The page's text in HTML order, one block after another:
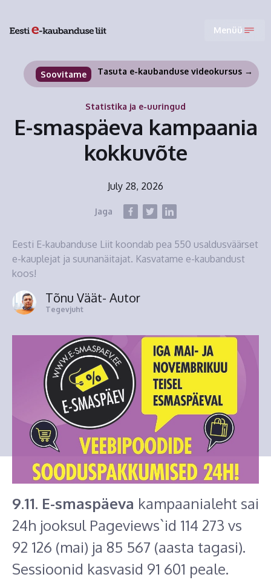
Menüü
Soovitame Tasuta e-kaubanduse videokursus →
Statistika ja e-uuringud
E-smaspäeva kampaania
kokkuvõte
July 28, 2026
Jaga
Eesti E-kaubanduse Liit koondab pea 550 usaldusväärset
e-kauplejat ja suunanäitajat. Kasvatame e-kaubandust
koos!
Tõnu Väät- Autor
Tegevjuht
9.11. E-smaspäeva kampaanialeht sai
24h jooksul Pageviews`id 114 273 vs
92 126 (mai) ja 85 567 (aasta tagasi).
Sessioonid kasvasid 91 601 peale.